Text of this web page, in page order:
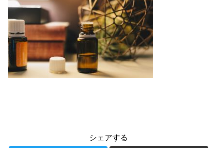
シェアする